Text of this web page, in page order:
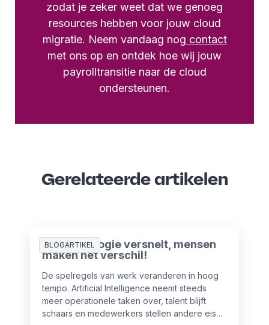
zodat je zeker weet dat we genoeg
resources hebben voor jouw cloud
migratie. Neem vandaag nog contact
met ons op en ontdek hoe wij jouw
payrolltransitie naar de cloud
ondersteunen.
Gerelateerde artikelen
BLOGARTIKEL
AI-technologie versnelt, mensen
maken het verschil!
De spelregels van werk veranderen in hoog
tempo. Artificial Intelligence neemt steeds
meer operationele taken over, talent blijft
schaars en medewerkers stellen andere eisen